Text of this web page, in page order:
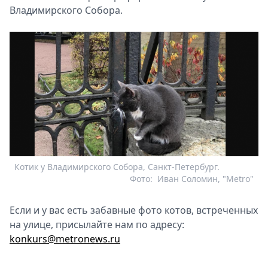
Владимирского Собора.
Котик у Владимирского Собора, Санкт-Петербург.
Иван Соломин, "Metro"
Фото:
Если и у вас есть забавные фото котов, встреченных
на улице, присылайте нам по адресу:
konkurs@metronews.ru